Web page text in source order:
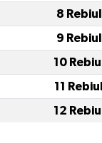
8
9
10
11
12